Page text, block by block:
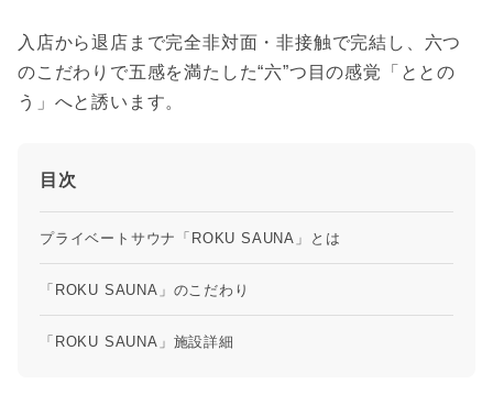
入店から退店まで完全非対面・非接触で完結し、六つ
のこだわりで五感を満たした“六”つ目の感覚「ととの
う」へと誘います。
目次
プライベートサウナ「ROKU SAUNA」とは
「ROKU SAUNA」のこだわり
「ROKU SAUNA」施設詳細